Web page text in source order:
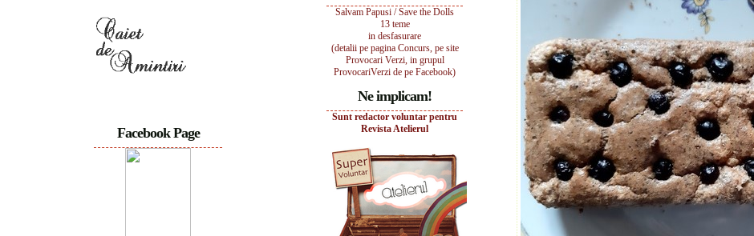
Salvam Papusi / Save the Dolls
13 teme
in desfasurare
(detalii pe pagina Concurs, pe site
Provocari Verzi, in grupul
ProvocariVerzi de pe Facebook)
Ne implicam!
Sunt redactor voluntar pentru
Revista Atelierul
Facebook Page